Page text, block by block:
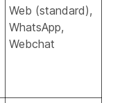
Web (standard),
WhatsApp,
Webchat